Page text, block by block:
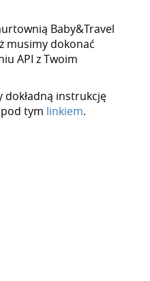
Baby&Travel
musimy dokonać
API z Twoim
dokładną instrukcję
tym linkiem.